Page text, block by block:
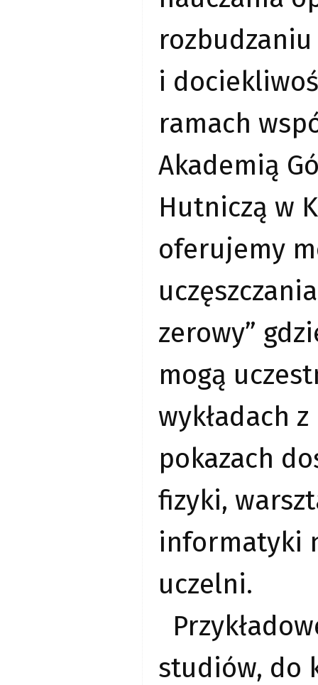
i
ramach
Akademią
Hutniczą w
oferujemy
zerowy”
mogą
wykładach
pokazach
fizyki,
informatyki
uczelni.
studiów, do